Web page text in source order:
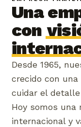
Una
con
Desde 1965,
crecido con una
cuidar el
Hoy somos una
internacional y